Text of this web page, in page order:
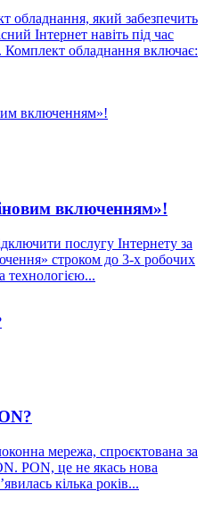
обладнання, який забезпечить
Інтернет навіть під час
Комплект обладнання включає:
включенням»!
послугу Інтернету за
строком до 3-х робочих
технологією...
мережа, спроєктована за
PON, це не якась нова
кілька років...